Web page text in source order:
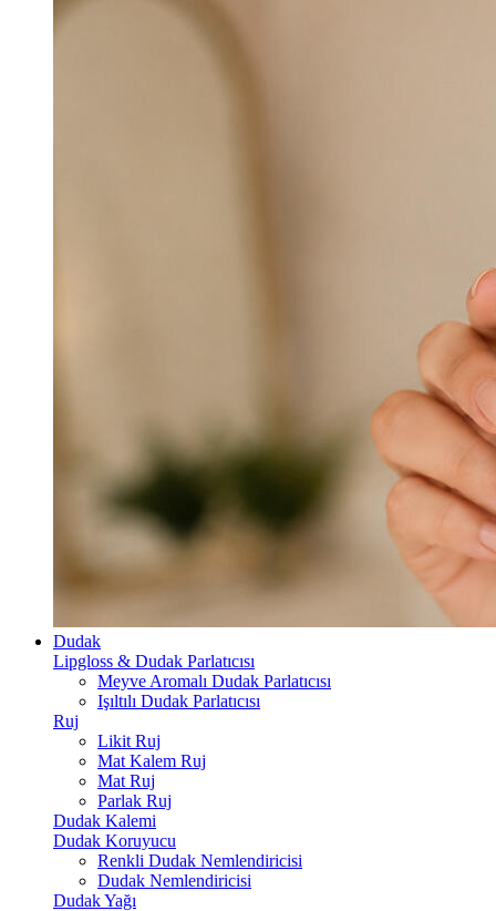
Dudak
Lipgloss & Dudak Parlatıcısı
Meyve Aromalı Dudak Parlatıcısı
Işıltılı Dudak Parlatıcısı
Ruj
Likit Ruj
Mat Kalem Ruj
Mat Ruj
Parlak Ruj
Dudak Kalemi
Dudak Koruyucu
Renkli Dudak Nemlendiricisi
Dudak Nemlendiricisi
Dudak Yağı